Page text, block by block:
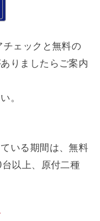
チェックと無料の
りましたらご案内
。
いる期間は、無料
以上、原付二種